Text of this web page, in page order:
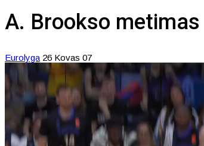
A. Brookso
Eurolyga 26 Kovas 07